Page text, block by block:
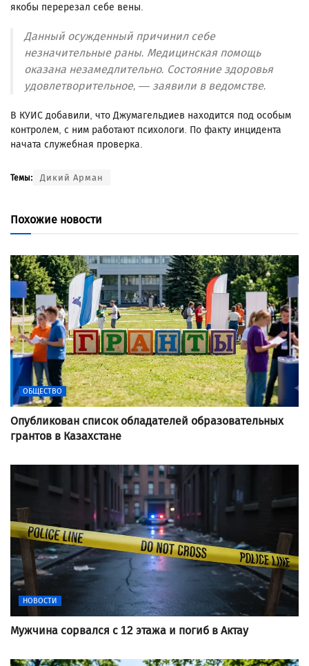
якобы перерезал себе вены.
Данный осужденный причинил себе
незначительные раны. Медицинская помощь
оказана незамедлительно. Состояние здоровья
удовлетворительное, — заявили в ведомстве.
В КУИС добавили, что Джумагельдиев находится под особым
контролем, с ним работают психологи. По факту инцидента
начата служебная проверка.
Темы: Дикий Арман
Похожие новости
ОБЩЕСТВО
Опубликован список обладателей образовательных
грантов в Казахстане
НОВОСТИ
Мужчина сорвался с 12 этажа и погиб в Актау